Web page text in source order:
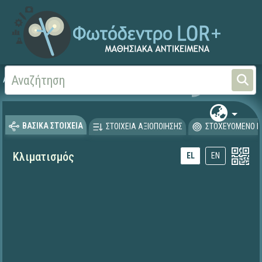
Αρχική
ΒΑΣΙΚΑ ΣΤΟΙΧΕΙΑ ΣΤΟΙΧΕΙΑ ΑΞΙΟΠΟΙΗΣΗΣ ΣΤΟΧΕΥΟΜΕΝΟ
Κλιματισμός EL EN